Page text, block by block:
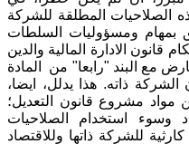
الصلاحيات المطلقة للشركة
بمهام ومسؤوليات السلطات
قانون الادارة المالية والدين
2004 وكذلك يتعارض مع البند "رابعا" من المادة
ذاته. هذا يدلل، ايضا،
مواد مشروع قانون التعديل؛
وسوء استخدام الصلاحيات
للشركة ذاتها وللاقتصاد